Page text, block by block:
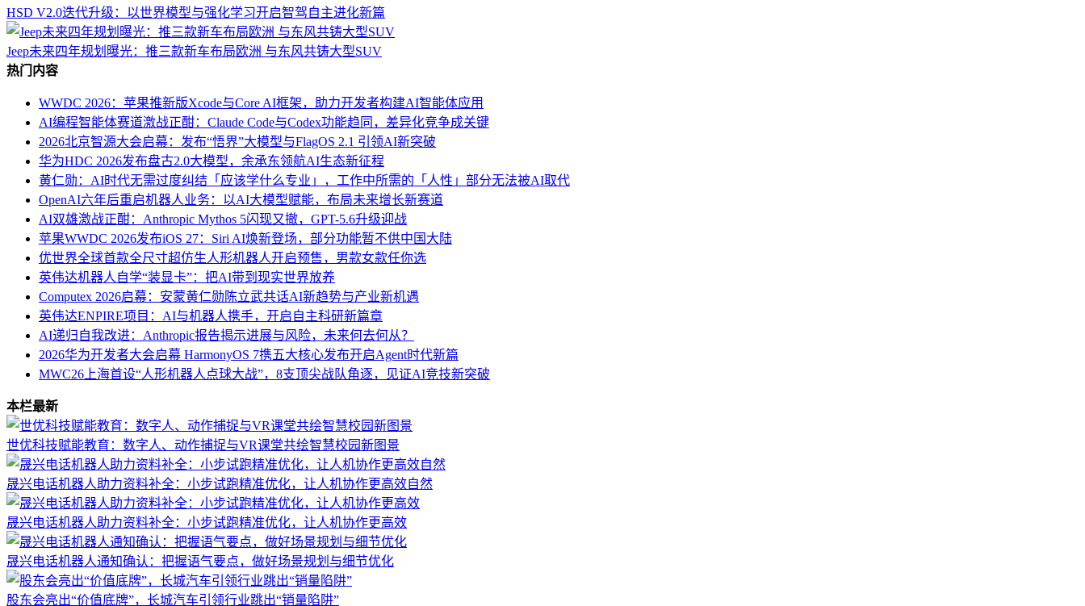
HSD V2.0迭代升级：以世界模型与强化学习开启智驾自主进化新篇
Jeep未来四年规划曝光：推三款新车布局欧洲 与东风共铸大型SUV
热门内容
WWDC 2026：苹果推新版Xcode与Core AI框架，助力开发者构建AI智能体应用
AI编程智能体赛道激战正酣：Claude Code与Codex功能趋同，差异化竞争成关键
2026北京智源大会启幕：发布“悟界”大模型与FlagOS 2.1 引领AI新突破
华为HDC 2026发布盘古2.0大模型，余承东领航AI生态新征程
黄仁勋：AI时代无需过度纠结「应该学什么专业」，工作中所需的「人性」部分无法被AI取代
OpenAI六年后重启机器人业务：以AI大模型赋能，布局未来增长新赛道
AI双雄激战正酣：Anthropic Mythos 5闪现又撤，GPT-5.6升级迎战
苹果WWDC 2026发布iOS 27：Siri AI焕新登场，部分功能暂不供中国大陆
优世界全球首款全尺寸超仿生人形机器人开启预售，男款女款任你选
英伟达机器人自学“装显卡”：把AI带到现实世界放养
Computex 2026启幕：安蒙黄仁勋陈立武共话AI新趋势与产业新机遇
英伟达ENPIRE项目：AI与机器人携手，开启自主科研新篇章
AI递归自我改进：Anthropic报告揭示进展与风险，未来何去何从？
2026华为开发者大会启幕 HarmonyOS 7携五大核心发布开启Agent时代新篇
MWC26上海首设“人形机器人点球大战”，8支顶尖战队角逐，见证AI竞技新突破
本栏最新
世优科技赋能教育：数字人、动作捕捉与VR课堂共绘智慧校园新图景
晟兴电话机器人助力资料补全：小步试跑精准优化，让人机协作更高效自然
晟兴电话机器人助力资料补全：小步试跑精准优化，让人机协作更高效
晟兴电话机器人通知确认：把握语气要点，做好场景规划与细节优化
股东会亮出“价值底牌”，长城汽车引领行业跳出“销量陷阱”